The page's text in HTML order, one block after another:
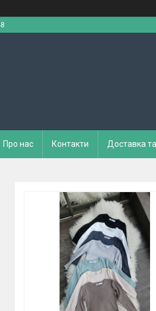
Про нас Контакти Доставка